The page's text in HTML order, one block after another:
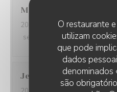
O restaurante
utilizam
que pode
dados
denominados
são
Martine
2026-07-30 - 20:00 - guests 2
service
ambience :5/5
Jean-Baptiste J